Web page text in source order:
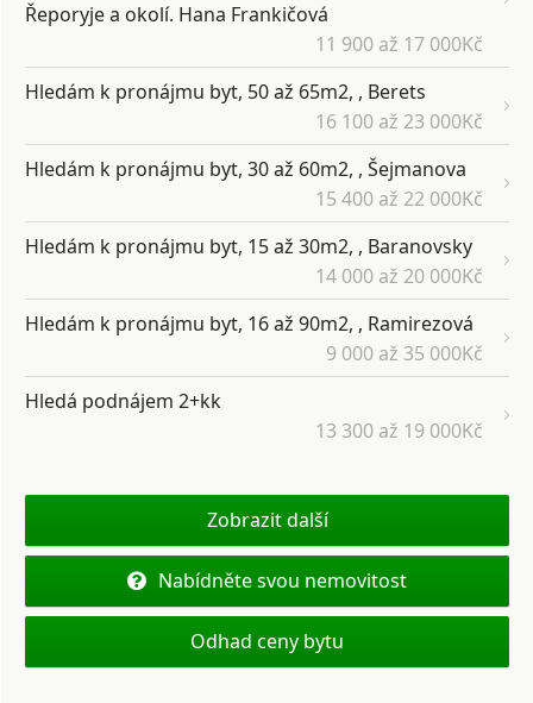
Řeporyje a okolí. Hana Frankičová
11 900 až 17 000Kč
Hledám k pronájmu byt, 50 až 65m2, , Berets
16 100 až 23 000Kč
Hledám k pronájmu byt, 30 až 60m2, , Šejmanova
15 400 až 22 000Kč
Hledám k pronájmu byt, 15 až 30m2, , Baranovsky
14 000 až 20 000Kč
Hledám k pronájmu byt, 16 až 90m2, , Ramirezová
9 000 až 35 000Kč
Hledá podnájem 2+kk
13 300 až 19 000Kč
Zobrazit další
Nabídněte svou nemovitost
Odhad ceny bytu